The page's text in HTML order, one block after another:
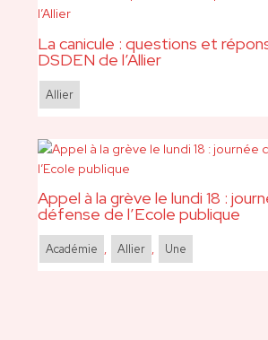
La canicule : questions et
DSDEN de l’Allier
Allier
Appel à la grève le lundi 18 :
défense de l’Ecole publique
Académie , Allier , Une